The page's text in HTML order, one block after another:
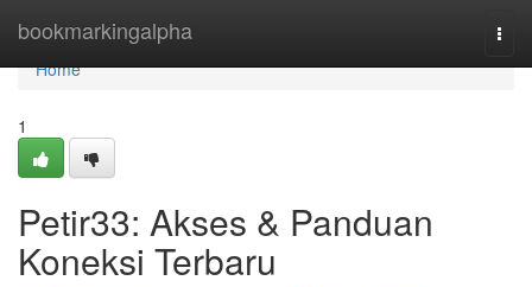
bookmarkingalpha
Home
Home
1
Petir33: Akses & Panduan
Koneksi Terbaru